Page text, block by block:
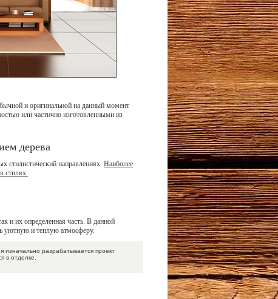
и оригинальной на данный момент
или частично изготовленными из
дерева
стилистический направлениях. Наиболее
стилях:
и их определенная часть. В данной
уютную и теплую атмосферу.
разрабатывается проект
в отделке.